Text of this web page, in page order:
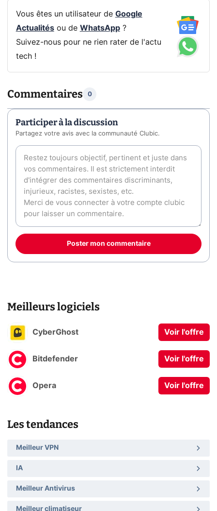
Vous êtes un utilisateur de Google
Actualitésou de WhatsApp?
Suivez-nous pour ne rien rater de l'actu
tech !
Commentaires 0
Participer à la discussion
Partagez votre avis avec la communauté Clubic.
Poster mon commentaire
Meilleurs logiciels
CyberGhost Voir l'offre
Bitdefender Voir l'offre
Opera Voir l'offre
Les tendances
Meilleur VPN
IA
Meilleur Antivirus
Meilleur climatiseur